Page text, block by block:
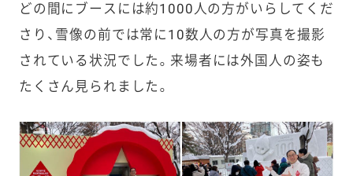
どの間にブースには約1000人の方がいらしてくだ
さり、雪像の前では常に10数人の方が写真を撮影
されている状況でした。来場者には外国人の姿も
たくさん見られました。